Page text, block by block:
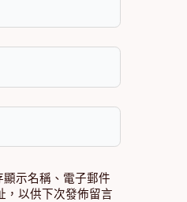
示名稱、電子郵件
，以供下次發佈留言